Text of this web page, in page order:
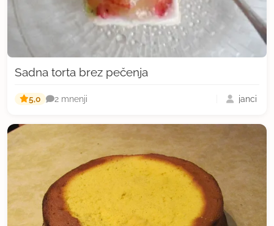
Sadna torta brez pečenja
5,0 2 mnenji janci